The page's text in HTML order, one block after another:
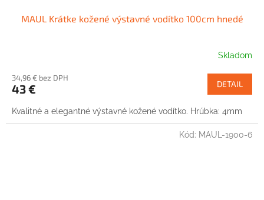
MAUL Krátke kožené výstavné vodítko 100cm hnedé
Skladom
34,96 € bez DPH
43 € DETAIL
Kvalitné a elegantné výstavné kožené vodítko. Hrúbka: 4mm
Kód: MAUL-1900-6